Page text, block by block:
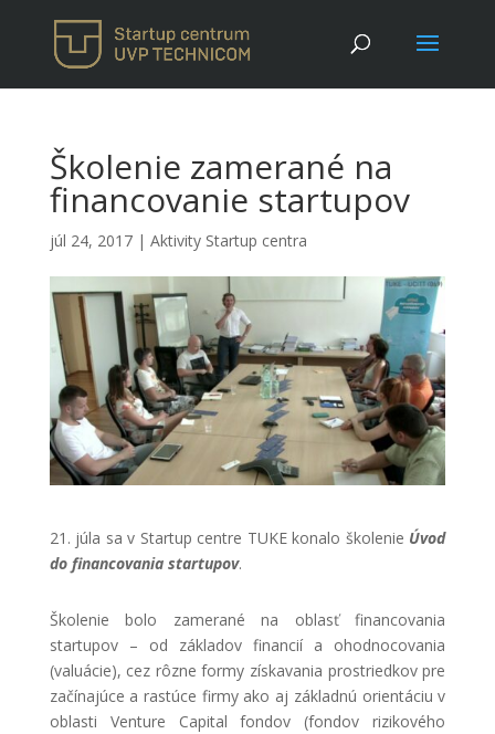
Školenie zamerané na
financovanie startupov
júl 24, 2017| Aktivity Startup centra
21. júla sa v Startup centre TUKE konalo školenie Úvod
do financovania startupov.
Školenie bolo zamerané na oblasť financovania
startupov – od základov financií a ohodnocovania
(valuácie), cez rôzne formy získavania prostriedkov pre
začínajúce a rastúce firmy ako aj základnú orientáciu v
oblasti Venture Capital fondov (fondov rizikového